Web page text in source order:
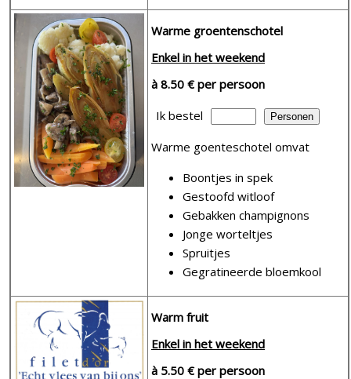
Warme groentenschotel
Enkel in het weekend
à 8.50 € per persoon
Ik bestel
Warme goenteschotel omvat
Boontjes in spek
Gestoofd witloof
Gebakken champignons
Jonge worteltjes
Spruitjes
Gegratineerde bloemkool
Warm fruit
Enkel in het weekend
à 5.50 € per persoon